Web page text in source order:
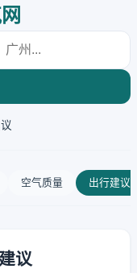
空气质量 出行建议
议